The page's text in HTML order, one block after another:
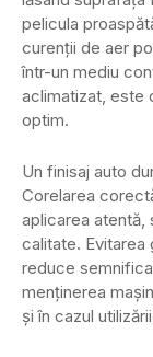
pelicula
curenții de aer
într-un mediu
aclimatizat, este
optim.
Un finisaj auto
Corelarea
aplicarea atentă,
calitate. Evitarea
reduce
menținerea
și în cazul